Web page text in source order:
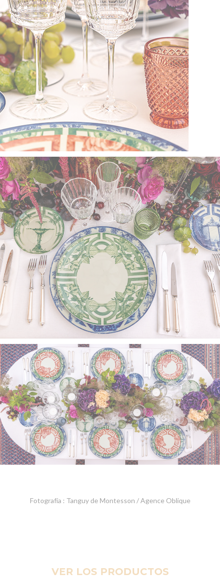
Fotografía : Tanguy de Montesson / Agence Oblique
VER LOS PRODUCTOS